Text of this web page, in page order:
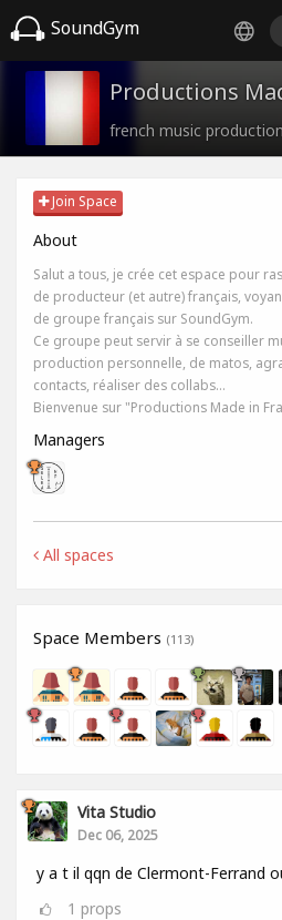
SoundGym
Productions
french music
Join Space
About
Salut a tous, je crée cet espace pour
de producteur (et autre) français,
de groupe français sur SoundGym.
Ce groupe peut servir à se conseiller
production personnelle, de matos,
contacts, réaliser des collabs…
Bienvenue sur "Productions Made in
Managers
All spaces
Space Members (113)
Vita Studio
Dec 06, 2025
y a t il qqn de Clermont-Ferrand
1 props